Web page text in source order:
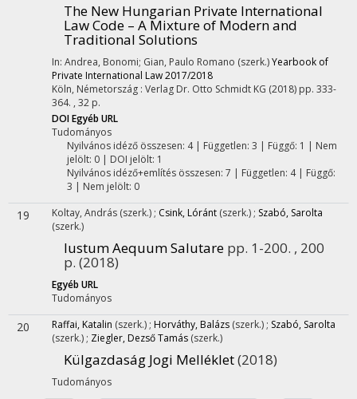
The New Hungarian Private International
Law Code – A Mixture of Modern and
Traditional Solutions
In: Andrea, Bonomi; Gian, Paulo Romano (szerk.)Yearbook of
Private International Law 2017/2018
Köln, Németország : Verlag Dr. Otto Schmidt KG (2018) pp. 333-
364. , 32 p.
DOIEgyéb URL
Tudományos
Nyilvános idéző összesen: 4| Független: 3 | Függő: 1 | Nem
jelölt: 0 | DOI jelölt: 1
Nyilvános idéző+említés összesen: 7 | Független: 4 | Függő:
3 | Nem jelölt: 0
19 Koltay, András (szerk.) ; Csink, Lóránt (szerk.) ; Szabó, Sarolta
(szerk.)
Iustum Aequum Salutare pp. 1-200. , 200
p. (2018)
Egyéb URL
Tudományos
20 Raffai, Katalin (szerk.) ; Horváthy, Balázs (szerk.) ; Szabó, Sarolta
(szerk.) ; Ziegler, Dezső Tamás (szerk.)
Külgazdaság Jogi Melléklet(2018)
Tudományos